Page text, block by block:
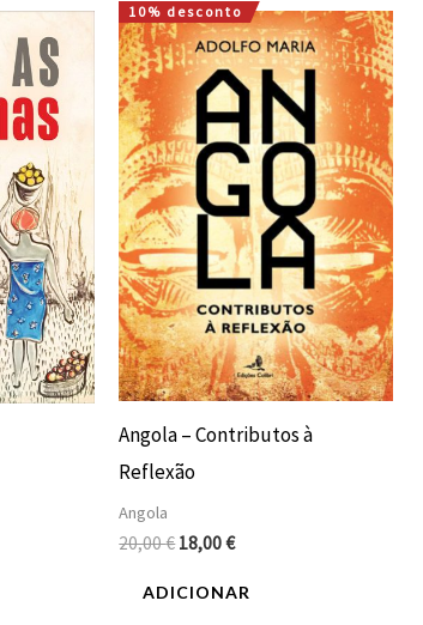
10% desconto
Angola – Contributos à
Reflexão
Angola
20,00€
O
preço
original
era:
20,00 €.
18,00€
O
preço
atual
é:
18,00 €.
ADICIONAR